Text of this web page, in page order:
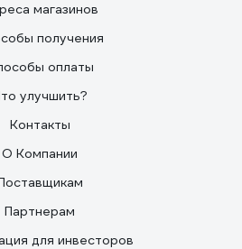
магазинов
получения
оплаты
улучшить?
Контакты
О Компании
Партнерам
для инвесторов